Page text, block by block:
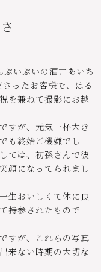
いぷいの酒井あいち
ったお客様で、はる
を兼ねて撮影にお越
すが、元気一杯大き
も終始ご機嫌でし
ては、初孫さんで彼
顔になってられまし
生おいしくて体に良
持参されたもので
すが、これらの写真
来ない時期の大切な